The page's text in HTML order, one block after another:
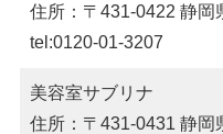
住所：〒431-0422 静岡
tel:0120-01-3207
美容室サブリナ
住所：〒431-0431 静岡